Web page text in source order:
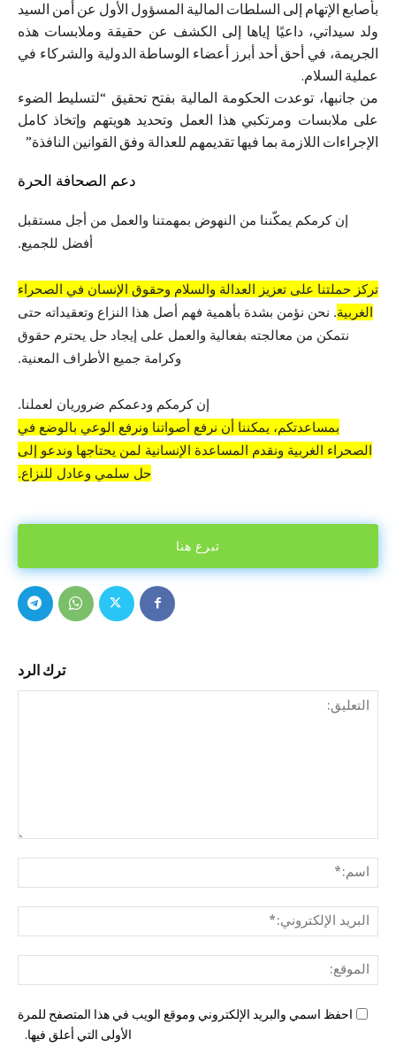
بأصابع الإتهام إلى السلطات المالية المسؤول الأول عن أمن السيد
ولد سيداتي، داعيًا إياها إلى الكشف عن حقيقة وملابسات هذه
الجريمة، في أحق أحد أبرز أعضاء الوساطة الدولية والشركاء في
عملية السلام.
من جانبها، توعدت الحكومة المالية بفتح تحقيق “لتسليط الضوء
على ملابسات ومرتكبي هذا العمل وتحديد هويتهم وإتخاذ كامل
الإجراءات اللازمة بما فيها تقديمهم للعدالة وفق القوانين النافذة”
دعم الصحافة الحرة
إن كرمكم يمكّننا من النهوض بمهمتنا والعمل من أجل مستقبل
أفضل للجميع.
تركز حملتنا على تعزيز العدالة والسلام وحقوق الإنسان في الصحراء
الغربية. نحن نؤمن بشدة بأهمية فهم أصل هذا النزاع وتعقيداته حتى
نتمكن من معالجته بفعالية والعمل على إيجاد حل يحترم حقوق
وكرامة جميع الأطراف المعنية.
إن كرمكم ودعمكم ضروريان لعملنا.
بمساعدتكم، يمكننا أن نرفع أصواتنا ونرفع الوعي بالوضع في
الصحراء الغربية ونقدم المساعدة الإنسانية لمن يحتاجها وندعو إلى
حل سلمي وعادل للنزاع.
تبرع هنا
ترك الرد
احفظ اسمي والبريد الإلكتروني وموقع الويب في هذا المتصفح للمرة
الأولى التي أعلق فيها.